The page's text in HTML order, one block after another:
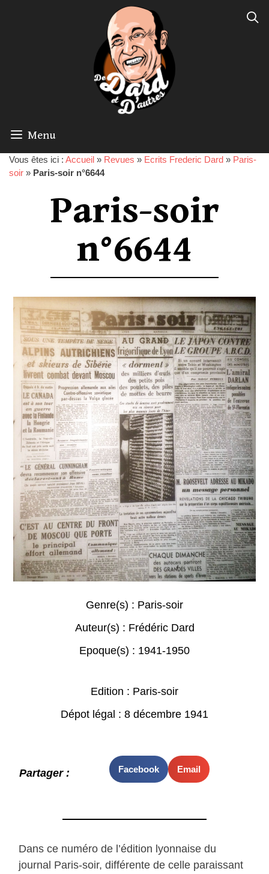
Menu
Vous êtes ici : Accueil » Revues » Ecrits Frederic Dard » Paris-
soir » Paris-soir n°6644
Paris-soir
n°6644
Genre(s) : Paris-soir
Auteur(s) : Frédéric Dard
Epoque(s) : 1941-1950
Edition : Paris-soir
Dépot légal : 8 décembre 1941
Partager : Facebook Email
Dans ce numéro de l’édition lyonnaise du
journal Paris-soir, différente de celle paraissant